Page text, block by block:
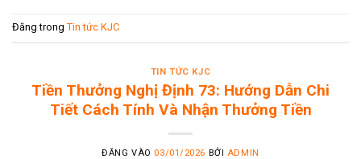
Đăng trong Tin tức KJC
TIN TỨC KJC
Tiền Thưởng Nghị Định 73: Hướng Dẫn Chi
Tiết Cách Tính Và Nhận Thưởng Tiền
ĐĂNG VÀO 03/01/2026 BỞI ADMIN